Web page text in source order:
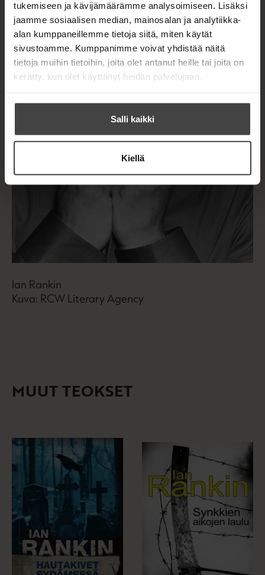
tukemiseen ja kävijämäärämme analysoimiseen. Lisäksi
jaamme sosiaalisen median, mainosalan ja analytiikka-
alan kumppaneillemme tietoja siitä, miten käytät
sivustoamme. Kumppanimme voivat yhdistää näitä
tietoja muihin tietoihin, joita olet antanut heille tai joita on
kerätty, kun olet käyttänyt heidän palvelujaan.
Salli kaikki
Kiellä
h
t
e
n
h
t
e
e
n
Ian Rankin
Kuva: RCW Literary Agency
MUUT TEOKSET